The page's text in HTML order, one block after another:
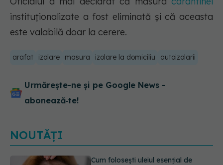
instituționalizate a fost eliminată și că aceasta
este valabilă doar la cerere.
arafat izolare masura izolare la domiciliu autoizolarii
Urmărește-ne și pe Google News -
abonează‑te!
NOUTĂȚI